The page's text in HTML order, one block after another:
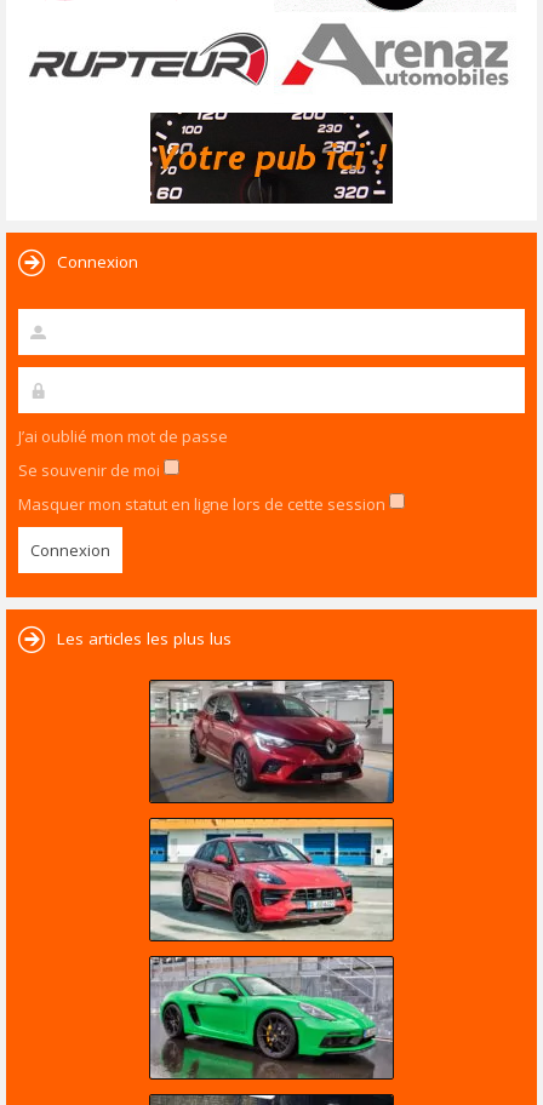
Connexion
J’ai oublié mon mot de passe
Se souvenir de moi
Masquer mon statut en ligne lors de cette session
Les articles les plus lus